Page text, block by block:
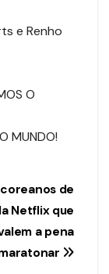
e Renho
O
MUNDO!
de
Netflix que
a pena